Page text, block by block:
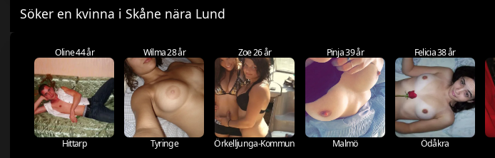
Söker en kvinna i Skåne nära Lund
Oline 44 år
Hittarp
Wilma 28 år
Tyringe
Zoe 26 år
Örkelljunga-Kommun
Pinja 39 år
Malmö
Felicia 38 år
Ödåkra